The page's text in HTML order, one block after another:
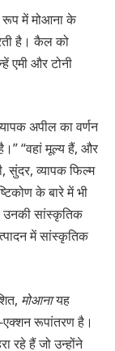
रूप में मोआना के
है। कैल को
एमी और टोनी
अपील का वर्णन
“वहां मूल्य हैं, और
व्यापक फिल्म
के बारे में भी
उनकी सांस्कृतिक
में सांस्कृतिक
मोआनायह
रूपांतरण है।
रहे हैं जो उन्होंने